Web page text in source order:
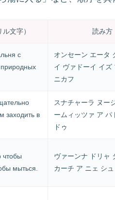
文字） 読み方
с
природных
オンセーン エータ
イ ヴァドーイ イズ
ニカフ
заходить в
スナチャーラ ヌー
ームィッツァ ア パ
ドゥ
чтобы
мыться.
ヴァーンナ ドリャ
カーチ ア ニェ シ